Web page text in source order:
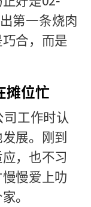
第一条烧肉
合，而是
摊位忙
工作时认
展。刚到
，也不习
慢爱上叻
。